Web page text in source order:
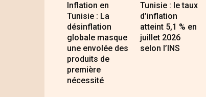
Inflation en
Tunisie : La
désinflation
globale masque
une envolée des
produits de
première
nécessité
Tunisie : le taux
d’inflation
atteint 5,1 % en
juillet 2026
selon l’INS